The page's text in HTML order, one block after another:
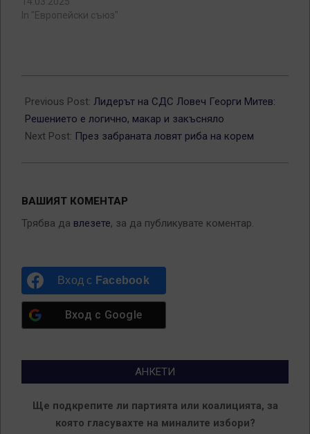
In "Европейски съюз"
05-
17
Previous Post: Лидерът на СДС Ловеч Георги Митев:
Решението е логично, макар и закъсняло
Next Post: През забраната ловят риба на корем
ВАШИЯТ КОМЕНТАР
Трябва да влезете, за да публикувате коментар.
Вход с Facebook
Вход с Google
АНКЕТИ
Ще подкрепите ли партията или коалицията, за
която гласувахте на миналите избори?